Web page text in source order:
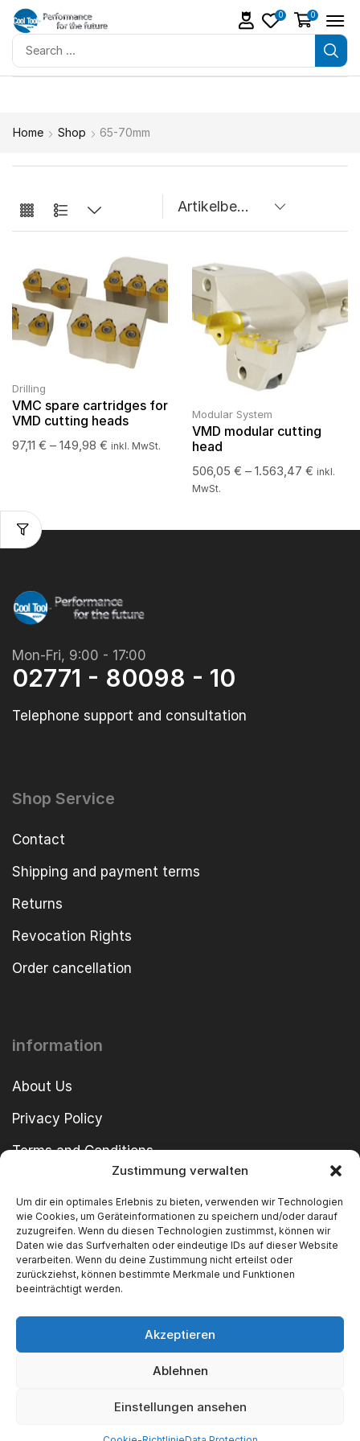
Zustimmung verwalten
Um dir ein optimales Erlebnis zu bieten, verwenden wir Technologien
wie Cookies, um Geräteinformationen zu speichern und/oder darauf
zuzugreifen. Wenn du diesen Technologien zustimmst, können wir
Daten wie das Surfverhalten oder eindeutige IDs auf dieser Website
verarbeiten. Wenn du deine Zustimmung nicht erteilst oder
zurückziehst, können bestimmte Merkmale und Funktionen
beeinträchtigt werden.
Akzeptieren
Ablehnen
Einstellungen ansehen
0 0
Home Shop 65-70mm
Drilling
VMC spare cartridges for
VMD cutting heads
97,11 € – 149,98 € inkl. MwSt.
Modular System
VMD modular cutting
head
506,05 € – 1.563,47 € inkl.
MwSt.
Mon-Fri, 9:00 - 17:00
02771 - 80098 - 10
Telephone support and consultation
Shop Service
Contact
Shipping and payment terms
Returns
Revocation Rights
Order cancellation
information
About Us
Privacy Policy
Terms and Conditions
Copyright © 2024 SWT GmbH